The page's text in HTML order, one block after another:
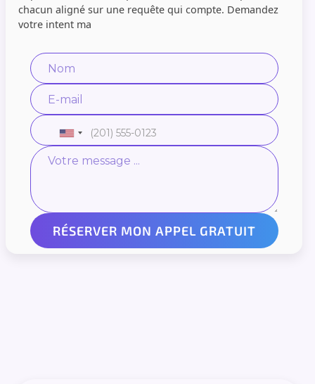
chacun aligné sur une requête qui compte. Demandez
votre intent ma